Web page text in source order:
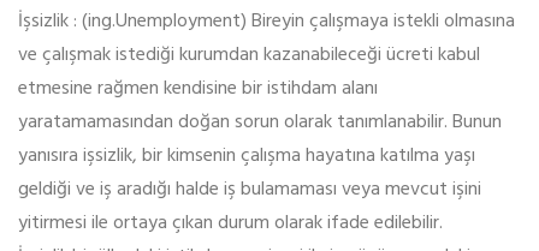
İşsizlik : (ing.Unemployment) Bireyin çalışmaya istekli olmasına
ve çalışmak istediği kurumdan kazanabileceği ücreti kabul
etmesine rağmen kendisine bir istihdam alanı
yaratamamasından doğan sorun olarak tanımlanabilir. Bunun
yanısıra işsizlik, bir kimsenin çalışma hayatına katılma yaşı
geldiği ve iş aradığı halde iş bulamaması veya mevcut işini
yitirmesi ile ortaya çıkan durum olarak ifade edilebilir.